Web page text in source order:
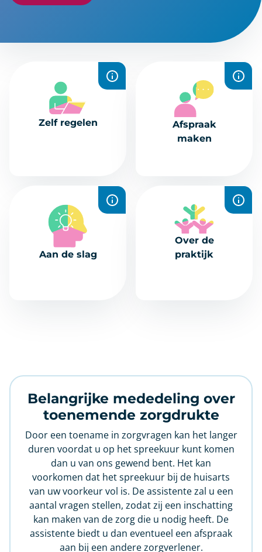
Zelf regelen
Recepten
aanvragen,
uitslagen
Afspraak
maken
Plan snel en
eenvoudig een
afspraak online.
Aan de slag
Werk aan uw
gezondheid met
handige tips en
Over de
praktijk
Maak kennis met
ons team!
Belangrijke mededeling over
toenemende zorgdrukte
Door een toename in zorgvragen kan het langer
duren voordat u op het spreekuur kunt komen
dan u van ons gewend bent. Het kan
voorkomen dat het spreekuur bij de huisarts
van uw voorkeur vol is. De assistente zal u een
aantal vragen stellen, zodat zij een inschatting
kan maken van de zorg die u nodig heeft. De
assistente biedt u dan eventueel een afspraak
aan bij een andere zorgverlener.